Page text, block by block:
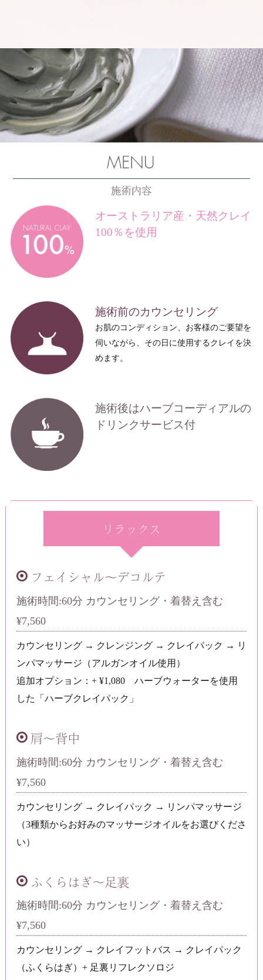
オーストラリア産・ 天然クレイ
100％を使用
施術前のカウンセリング
お肌のコンディション、お客様のご要望を
伺いながら、その日に使用するクレイを決
めます。
施術後はハーブコーディアルの
ドリンクサービス付
リラックス
フェイシャル～デコルテ
施術時間:60分 カウンセリング・着替え含む
¥7,560
カウンセリング → クレンジング → クレイパック → リ
ンパマッサージ（アルガンオイル使用）
追加オプション：+ ¥1,080 ハーブウォーターを使用
した「ハーブクレイパック」
肩～背中
施術時間:60分 カウンセリング・着替え含む
¥7,560
カウンセリング → クレイパック → リンパマッサージ
（3種類からお好みのマッサージオイルをお選びくださ
い）
ふくらはぎ～足裏
施術時間:60分 カウンセリング・着替え含む
¥7,560
カウンセリング → クレイフットバス → クレイパック
（ふくらはぎ）+ 足裏リフレクソロジ